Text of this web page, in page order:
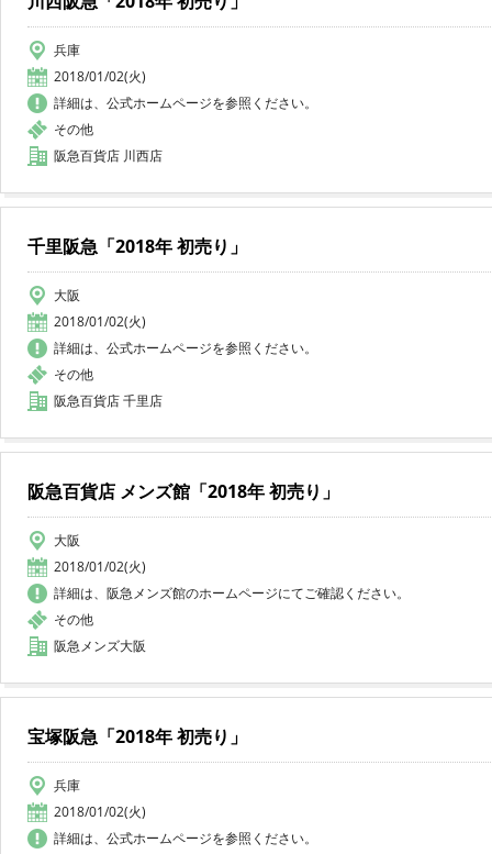
兵庫
2018/01/02(火)
詳細は、公式ホームページを参照ください。
その他
阪急百貨店 川西店
千里阪急「2018年 初売り」
大阪
2018/01/02(火)
詳細は、公式ホームページを参照ください。
その他
阪急百貨店 千里店
阪急百貨店 メンズ館「2018年 初売り」
大阪
2018/01/02(火)
詳細は、阪急メンズ館のホームページにてご確認ください。
その他
阪急メンズ大阪
宝塚阪急「2018年 初売り」
兵庫
2018/01/02(火)
詳細は、公式ホームページを参照ください。